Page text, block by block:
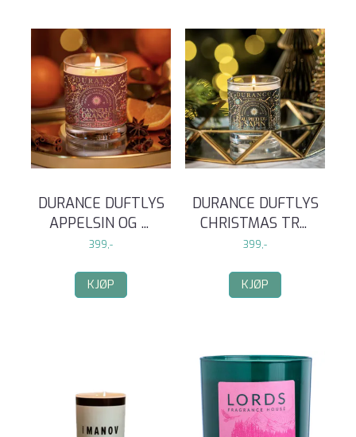
DURANCE DUFTLYS
APPELSIN OG ...
399,-
KJØP
DURANCE DUFTLYS
CHRISTMAS TR...
399,-
KJØP